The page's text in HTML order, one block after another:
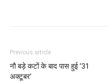
Previous article
नौ बड़े कटों के बाद पास हुई ’31
अक्टूबर’